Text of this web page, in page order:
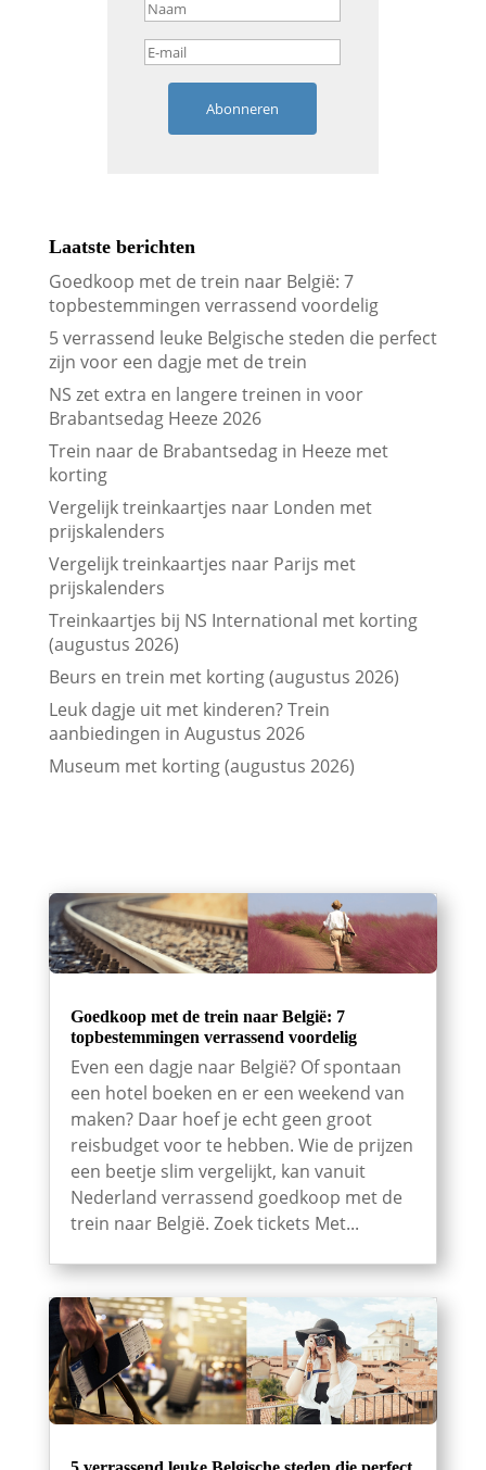
Abonneren
Laatste berichten
Goedkoop met de trein naar België: 7
topbestemmingen verrassend voordelig
5 verrassend leuke Belgische steden die perfect
zijn voor een dagje met de trein
NS zet extra en langere treinen in voor
Brabantsedag Heeze 2026
Trein naar de Brabantsedag in Heeze met
korting
Vergelijk treinkaartjes naar Londen met
prijskalenders
Vergelijk treinkaartjes naar Parijs met
prijskalenders
Treinkaartjes bij NS International met korting
(augustus 2026)
Beurs en trein met korting (augustus 2026)
Leuk dagje uit met kinderen? Trein
aanbiedingen in Augustus 2026
Museum met korting (augustus 2026)
Goedkoop met de trein naar België: 7
topbestemmingen verrassend voordelig
Even een dagje naar België? Of spontaan
een hotel boeken en er een weekend van
maken? Daar hoef je echt geen groot
reisbudget voor te hebben. Wie de prijzen
een beetje slim vergelijkt, kan vanuit
Nederland verrassend goedkoop met de
trein naar België. Zoek tickets Met...